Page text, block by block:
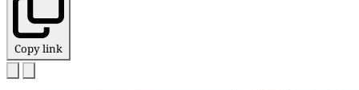
Copy link